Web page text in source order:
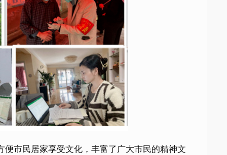
市民居家享受文化，丰富了广大市民的精神文